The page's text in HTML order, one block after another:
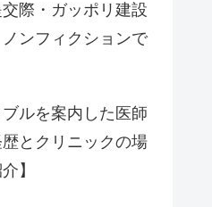
際・ガッポリ建設
ンフィクションで
ルを案内した医師
とクリニックの場
】